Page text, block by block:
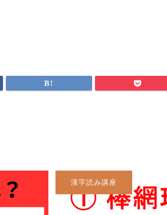
漢字読み講座